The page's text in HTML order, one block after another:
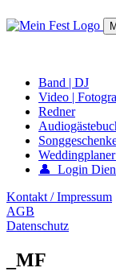
zum
Band | DJ
Video |
Redner
👤 Login
Kontakt / Impressum
AGB
Datenschutz
_MF